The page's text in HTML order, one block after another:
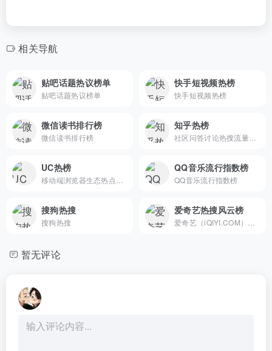
相关导航
贴吧话题热议榜单
贴吧话题热议榜单
快手短视频热榜
快手短视频热榜
微信读书排行榜
微信读书排行榜
知乎热榜
UC热榜 QQ音乐流行指数榜
QQ音乐流行指数榜
搜狗热搜
搜狗热搜
爱奇艺热搜风云榜
暂无评论